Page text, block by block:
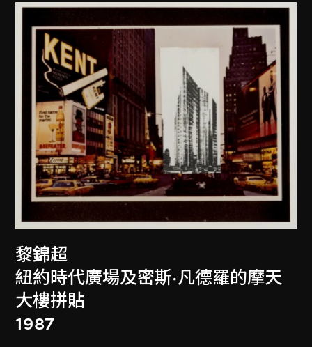
黎錦超
紐約時代廣場及密斯·凡德羅的摩天
大樓拼貼
1987